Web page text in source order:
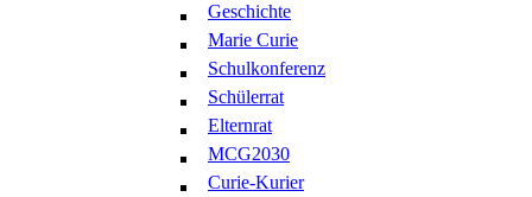
Geschichte
Marie Curie
Schulkonferenz
Schülerrat
Elternrat
MCG2030
Curie-Kurier